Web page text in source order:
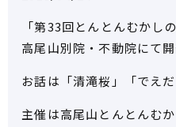
「第33回とんとんむかし
高尾山別院・不動院にて開
お話は「清滝桜」「でえだ
主催は高尾山とんとんむか